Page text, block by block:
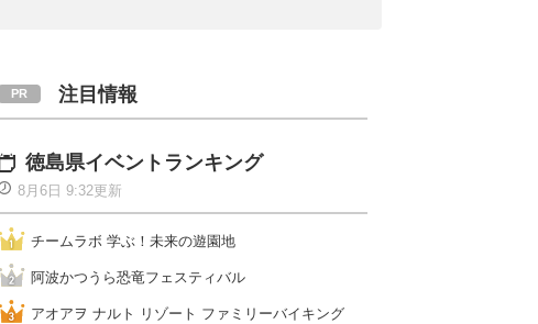
注目情報
徳島県イベントランキング
8月6日 9:32更新
チームラボ 学ぶ！未来の遊園地
阿波かつうら恐竜フェスティバル
アオアヲ ナルト リゾート ファミリーバイキング